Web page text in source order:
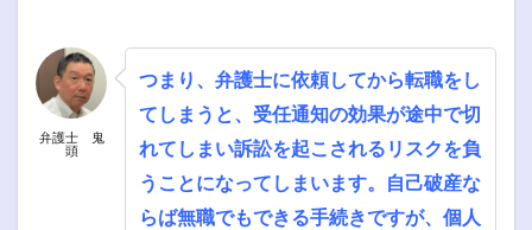
弁護士 鬼
頭
つまり、弁護士に依頼してから転職をし
てしまうと、受任通知の効果が途中で切
れてしまい訴訟を起こされるリスクを負
うことになってしまいます。自己破産な
らば無職でもできる手続きですが、個人